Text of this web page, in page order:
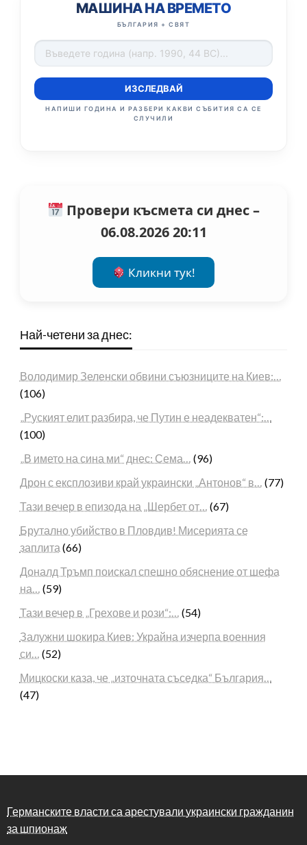
МАШИНА НА ВРЕМЕТО
БЪЛГАРИЯ + СВЯТ
ИЗСЛЕДВАЙ
НАПИШИ ГОДИНА И РАЗБЕРИ КАКВИ СЪБИТИЯ СА СЕ
СЛУЧИЛИ
Провери късмета си днес –
06.08.2026 20:11
Кликни тук!
Най-четени за днес:
Володимир Зеленски обвини съюзниците на Киев:…
(106)
„Руският елит разбира, че Путин е неадекватен“:…
(100)
„В името на сина ми“ днес: Сема… (96)
Дрон с експлозиви край украински „Антонов“ в… (77)
Тази вечер в епизода на „Шербет от… (67)
Брутално убийство в Пловдив! Мисерията се
заплита (66)
Доналд Тръмп поискал спешно обяснение от шефа
на… (59)
Тази вечер в „Грехове и рози“:… (54)
Залужни шокира Киев: Украйна изчерпа военния
си… (52)
Мицкоски каза, че „източната съседка“ България…
(47)
Германските власти са арестували украински гражданин
за шпионаж